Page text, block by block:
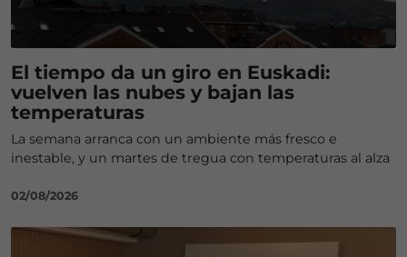
El tiempo da un giro en Euskadi:
vuelven las nubes y bajan las
temperaturas
La semana arranca con un ambiente más fresco e
inestable, y un martes de tregua con temperaturas al alza
02/08/2026